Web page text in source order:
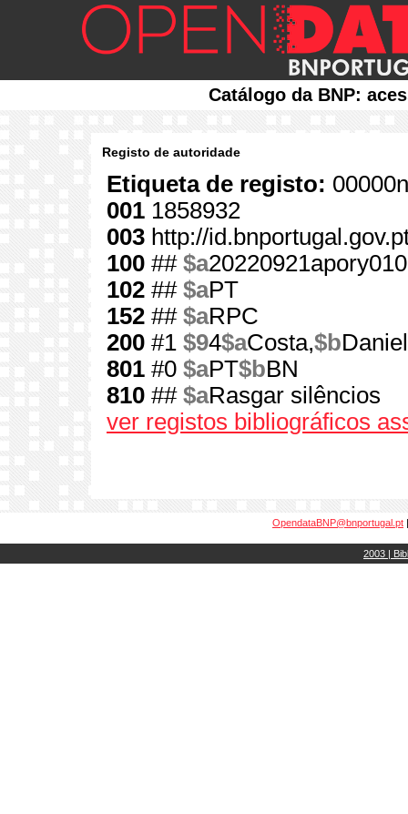
Catálogo da BNP:
Registo de autoridade
Etiqueta de registo:
001 1858932
003 http://
100 ## $a
102 ## $aPT
152 ## $aRPC
200 #1 $94$aCosta,$b
801 #0 $aPT$bBN
810 ## $aRasgar silêncios
ver registos bibliográficos
OpendataBNP@bnportugal.pt
2003 |